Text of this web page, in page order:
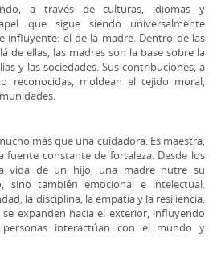
a través de culturas, idiomas y
que sigue siendo universalmente
influyente: el de la madre. Dentro de las
de ellas, las madres son la base sobre la
y las sociedades. Sus contribuciones, a
reconocidas, moldean el tejido moral,
más que una cuidadora. Es maestra,
fuente constante de fortaleza. Desde los
vida de un hijo, una madre nutre su
sino también emocional e intelectual.
la disciplina, la empatía y la resiliencia.
se expanden hacia el exterior, influyendo
interactúan con el mundo y